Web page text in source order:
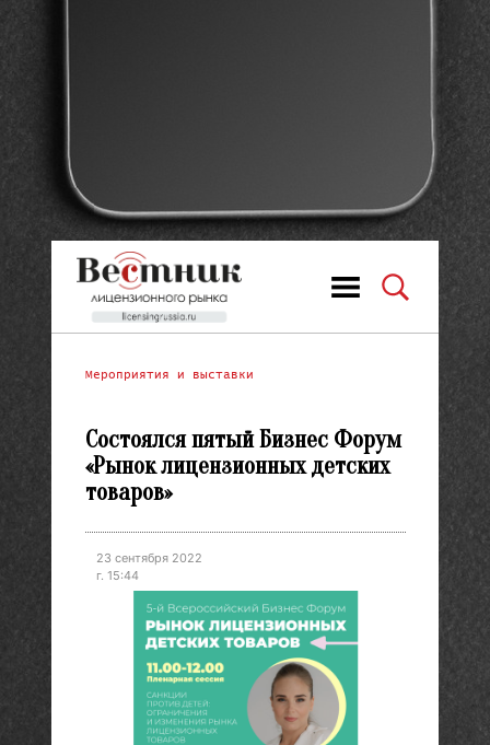
Мероприятия и выставки
Состоялся пятый Бизнес Форум
«Рынок лицензионных детских
товаров»
23 сентября 2022
г. 15:44